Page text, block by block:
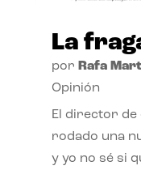
La
por Rafa
Opinión
El director
rodado una
y yo no sé si